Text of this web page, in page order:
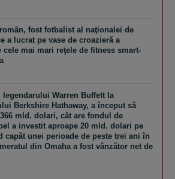
fost fotbalist al naţionalei de
a lucrat pe vase de croazieră a
mai mari reţele de fitness smart-
Warren Buffett la
Berkshire Hathaway, a început să
mld. dolari, cât are fondul de
a investit aproape 20 mld. dolari pe
capăt unei perioade de peste trei ani în
din Omaha a fost vânzător net de